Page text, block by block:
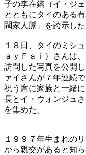
子の李在鎔（イ・ジ
とともにタイのある
閥家人脈」を誇示した
１８日、タイのミシ
ａｙＦａｉ）さんは
訪問した写真を公開
ァイさんが７年連続
祝う席に家族と一緒
長とイ・ウォンジュ
を集めた。
１９９７年生まれの
から親交があると知